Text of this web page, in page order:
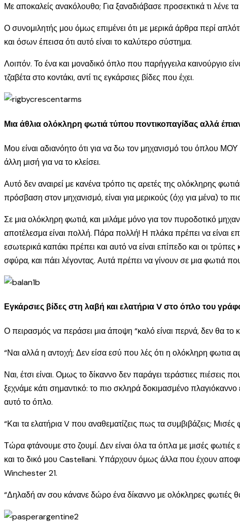
Με αποκαλείς ανακόλουθο; Για ξαναδιάβασε προσεκτικά τι λένε
Ο συνομιλητής μου όμως επιμένει ότι με μερικά άρθρα περί
και όσων έπεισα ότι αυτό είναι το καλύτερο σύστημα.
Λοιπόν. Το ένα και μοναδικό όπλο που παρήγγειλα καινούργιο
τζαβέτα στο κοντάκι, αντί τις εγκάρσιες βίδες που έχει.
Μια άθλια ολόκληρη φωτιά τύπου ποντικοπαγίδας αλλά
Μου είναι αδιανόητο ότι για να δω τον μηχανισμό του όπλου
άλλη μισή για να το κλείσει.
Αυτό δεν αναιρεί με κανένα τρόπο τις αρετές της ολόκληρης
πρόσβαση στον μηχανισμό, είναι για μερικούς (όχι για μένα) το
Σε μια ολόκληρη φωτιά, και μιλάμε μόνο για τον πυροδοτικό
αποτέλεσμα είναι πολλή. Πάρα πολλή! Η πλάκα πρέπει να είναι
εσωτερικά καπάκι πρέπει και αυτό να είναι επίπεδο και οι
σφύρα, και πάει λέγοντας. Αυτά πρέπει να γίνουν σε μια φωτιά
Εγκάρσιες βίδες στη λαβή και ελατήρια V στο όπλο του
Ο πειρασμός να περάσει μια άποψη “καλό είναι περνά, δεν θα το
“Ναι αλλά η αντοχή; Δεν είσα εσύ που λές ότι η ολόκληρη φωτια
Ναι, έτσι είναι. Ομως το δίκαννο δεν παράγει τεράστιες
ξεχνάμε κάτι σημαντικό: το πιο σκληρά δοκιμασμένο
αυτό το όπλο.
“Και τα ελατήρια V που αναθεματίζεις πως τα συμβιβάζεις; Μισές
Τώρα φτάνουμε στο ζουμί. Δεν είναι όλα τα όπλα με μισές
και το δικό μου Castellani. Υπάρχουν όμως άλλα που έχουν
Winchester 21.
“Δηλαδή αν σου κάνανε δώρο ένα δίκαννο με ολόκληρες φωτιές